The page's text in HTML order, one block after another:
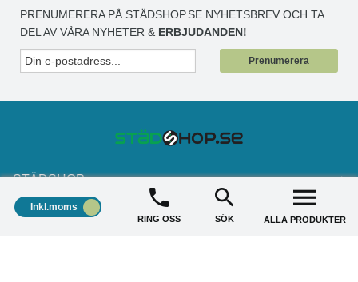
PRENUMERERA PÅ STÄDSHOP.SE NYHETSBREV OCH TA
DEL AV VÅRA NYHETER & ERBJUDANDEN!
Prenumerera
STÄDSHOP +
+
Inkl.moms
RING OSS SÖK ALLA PRODUKTER